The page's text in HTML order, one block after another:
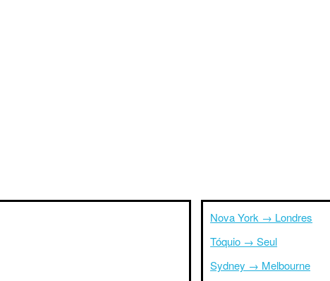
Nova York → Londres
Tóquio → Seul
Sydney → Melbourne